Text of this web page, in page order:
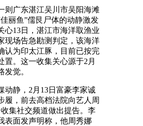
广东湛江吴川市吴阳海滩
丽鱼”儒艮尸体的动静激发
心13日，湛江市海洋取渔业
现场告急勘测判定，该海洋
认为印太江豚，目前已按完
置。这一收集关心源于2月
发觉。
静，2月13日富豪李家诚
履，前去高档法院向艺人周
集社交频道做出提告。李
表面发声明称，他周秀娜